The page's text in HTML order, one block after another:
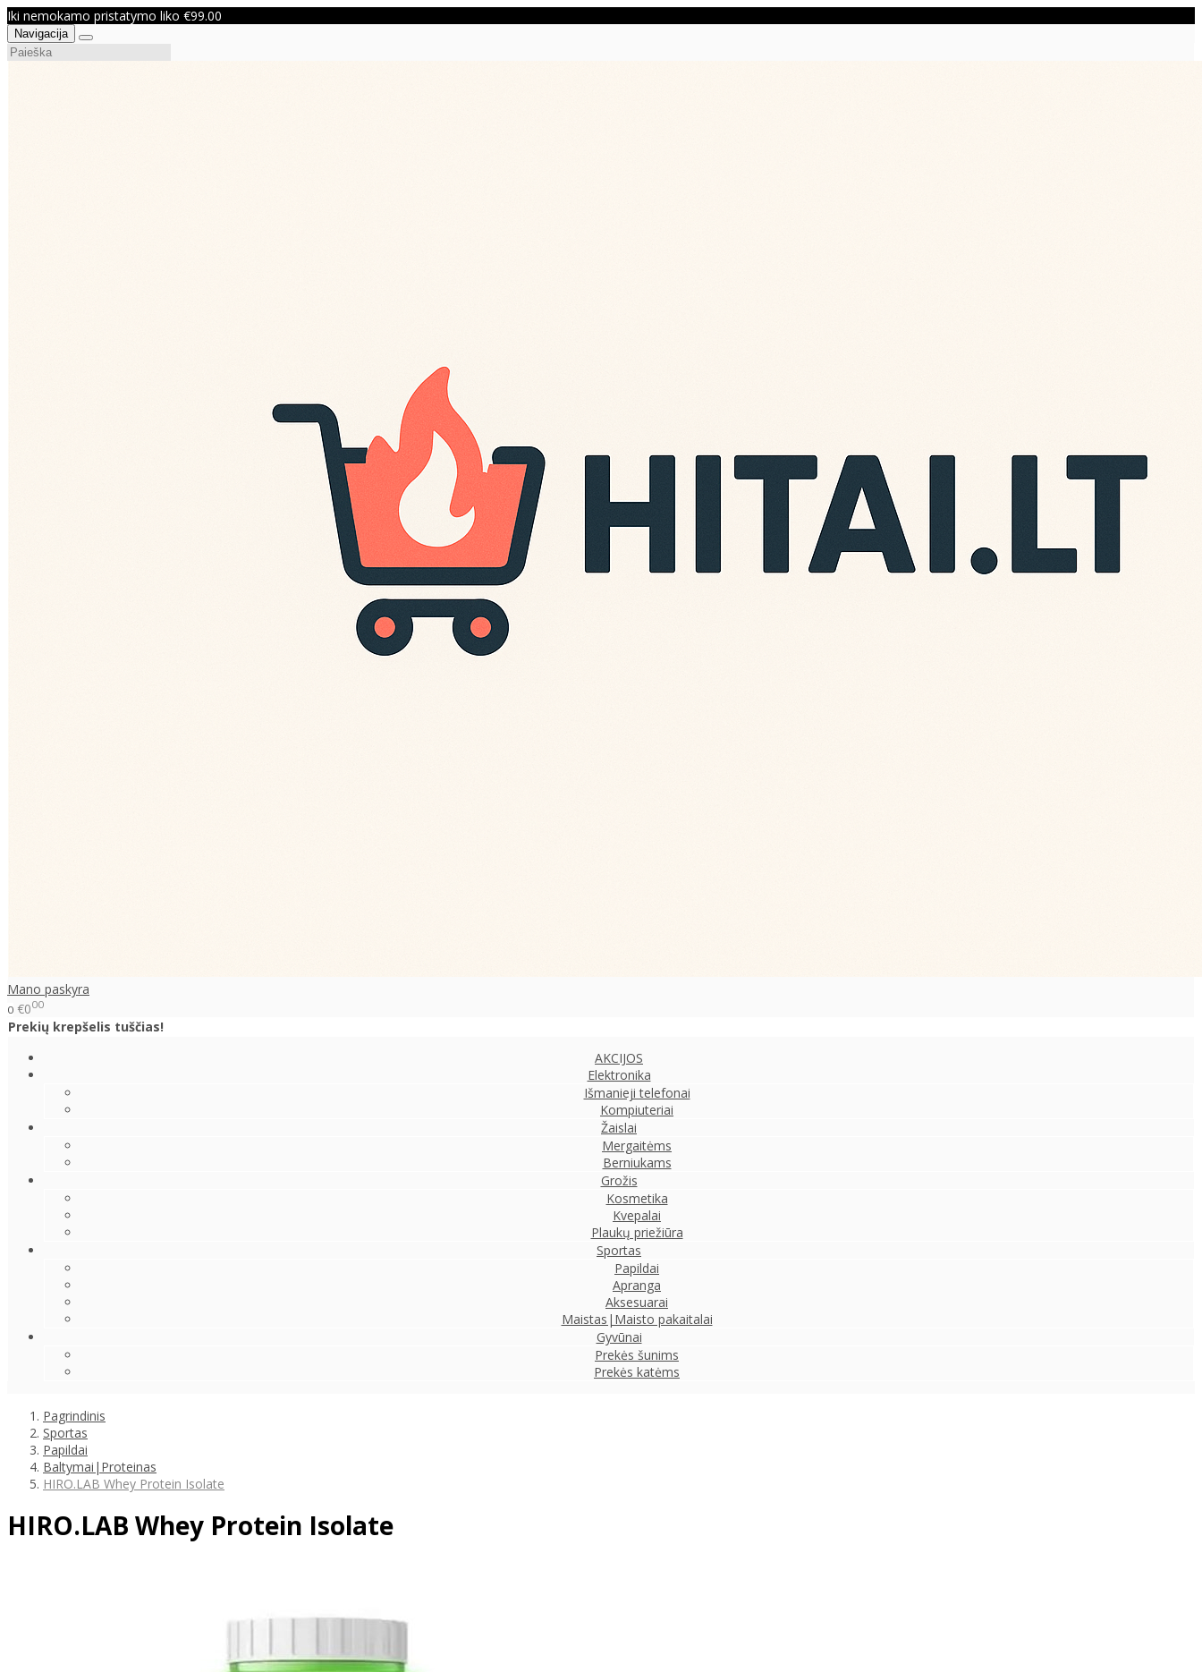
Iki nemokamo pristatymo liko €99.00
Navigacija
Mano paskyra
0 €000
Prekių krepšelis tuščias!
AKCIJOS
Elektronika
Išmanieji telefonai
Kompiuteriai
Žaislai
Mergaitėms
Berniukams
Grožis
Kosmetika
Kvepalai
Plaukų priežiūra
Sportas
Papildai
Apranga
Aksesuarai
Maistas|Maisto pakaitalai
Gyvūnai
Prekės šunims
Prekės katėms
Pagrindinis
Sportas
Papildai
Baltymai|Proteinas
HIRO.LAB Whey Protein Isolate
HIRO.LAB Whey Protein Isolate